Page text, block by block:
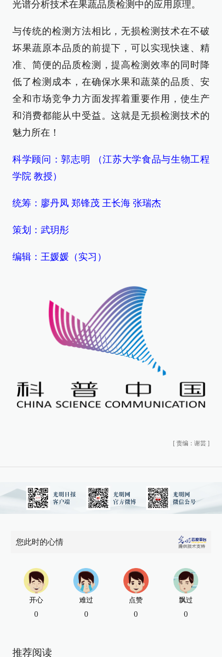
光谱分析技术在果蔬品质检测中的应用原理。
与传统的检测方法相比，无损检测技术在不破
坏果蔬原本品质的前提下，可以实现快速、精
准、简便的品质检测，提高检测效率的同时降
低了检测成本，在确保水果和蔬菜的品质、安
全和市场竞争力方面发挥着重要作用，使生产
和消费都能从中受益。这就是无损检测技术的
魅力所在！
科学顾问：郭志明 （江苏大学食品与生物工程
学院 教授）
统筹：廖丹凤 郑锋茂 王长海 张瑞杰
策划：武玥彤
编辑：王媛媛（实习）
[ 责编：谢芸 ]
您此时的心情
开心
0
难过
0
点赞
0
飘过
0
推荐阅读